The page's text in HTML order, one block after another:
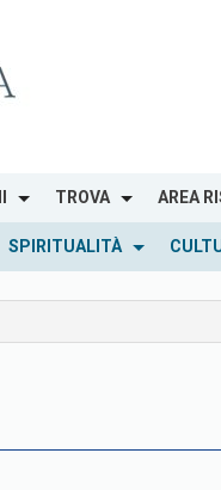
TROVA AREA
SPIRITUALITÀ